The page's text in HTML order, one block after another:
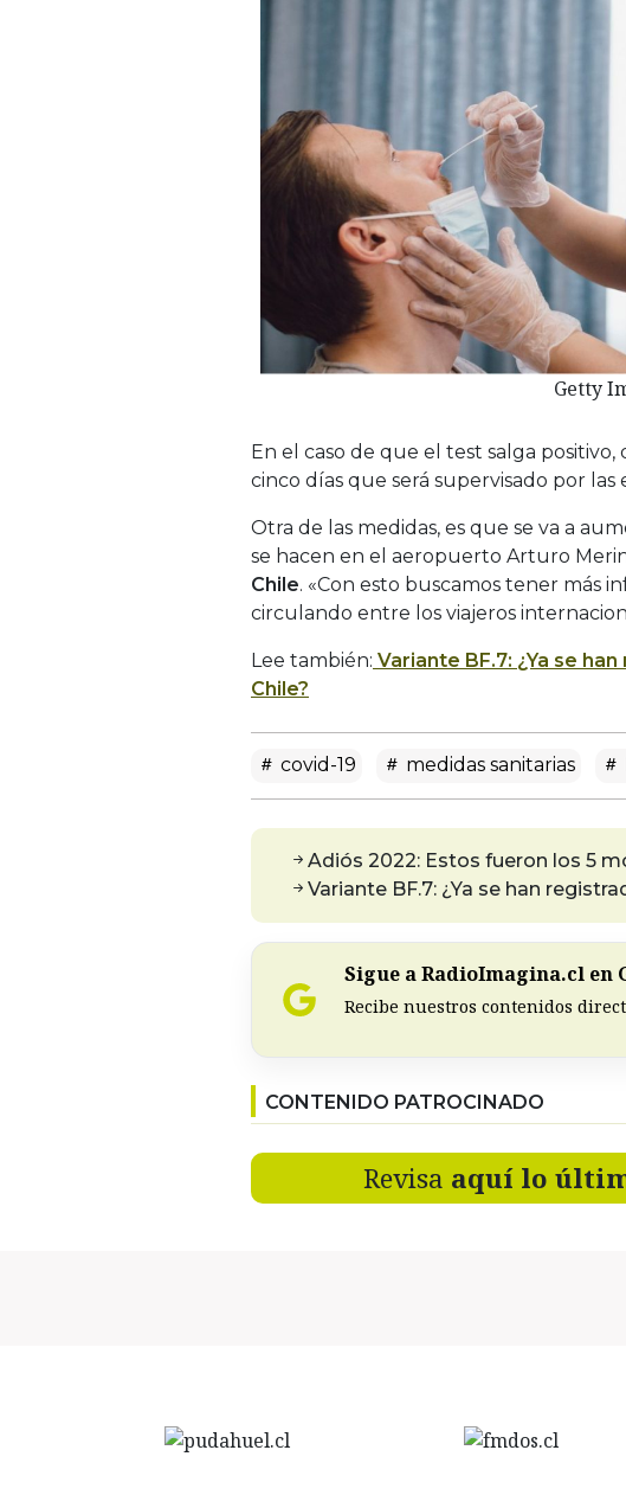
Getty
En el caso de que el test salga
cinco días que será supervisado por las
Otra de las medidas, es que se va a
se hacen en el aeropuerto Arturo
Chile. «Con esto buscamos tener más
circulando entre los viajeros
Lee también: Variante BF.7: ¿Ya se
Chile?
covid-19 medidas sanitarias
Adiós 2022: Estos fueron los 5
Variante BF.7: ¿Ya se han
Sigue a RadioImagina.cl en
Recibe nuestros contenidos
CONTENIDO PATROCINADO
Revisa aquí lo